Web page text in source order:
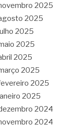
2025
2025
2025
2025
2025
2025
2025
2025
2024
2024